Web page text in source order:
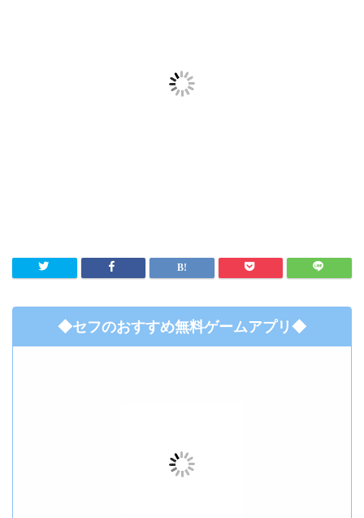
◆セフのおすすめ無料ゲームアプリ◆